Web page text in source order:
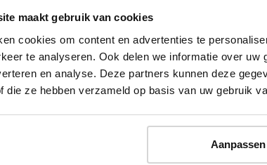
maakt gebruik van cookies
cookies om content en advertenties te
te analyseren. Ook delen we informatie over
en analyse. Deze partners kunnen deze
die ze hebben verzameld op basis van uw gebruik
Aanpassen
BTW, gratis
excl. BTW
Materiaalkosten :
Bewerkingskosten :
Alle bedragen zijn excl.